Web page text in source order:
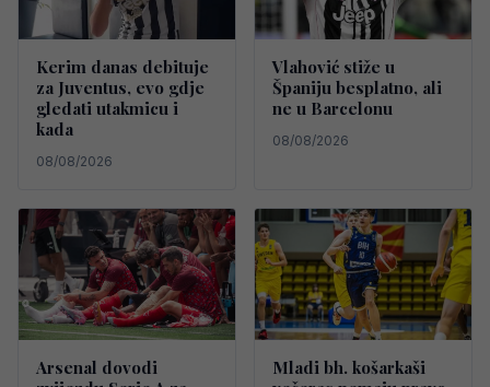
Kerim danas debituje
za Juventus, evo gdje
gledati utakmicu i
kada
08/08/2026
Vlahović stiže u
Španiju besplatno, ali
ne u Barcelonu
08/08/2026
Arsenal dovodi
Mladi bh. košarkaši